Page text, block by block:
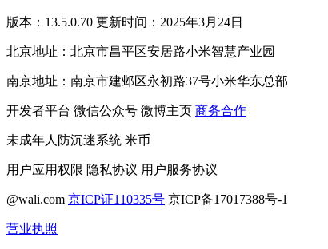
版本：13.5.0.70 更新时间：2025年3月24日
北京地址：北京市昌平区安居路小米智慧产业园
南京地址：南京市建邺区永初路37号小米华东总部
开发者平台 微信公众号 微博主页 商务合作
未成年人防沉迷系统 米币
用户应用权限 隐私协议 用户服务协议
@wali.com 京ICP证110335号 京ICP备17017388号-1
营业执照